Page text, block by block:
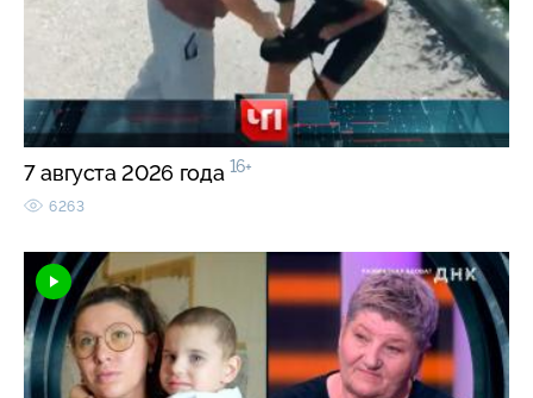
7 августа 2026 года 16+
6263